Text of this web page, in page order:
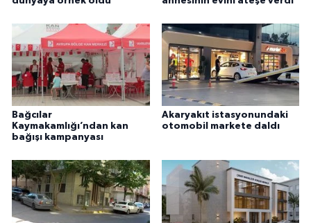
Bağcılar
Kaymakamlığı’ndan kan
bağışı kampanyası
Akaryakıt istasyonundaki
otomobil markete daldı